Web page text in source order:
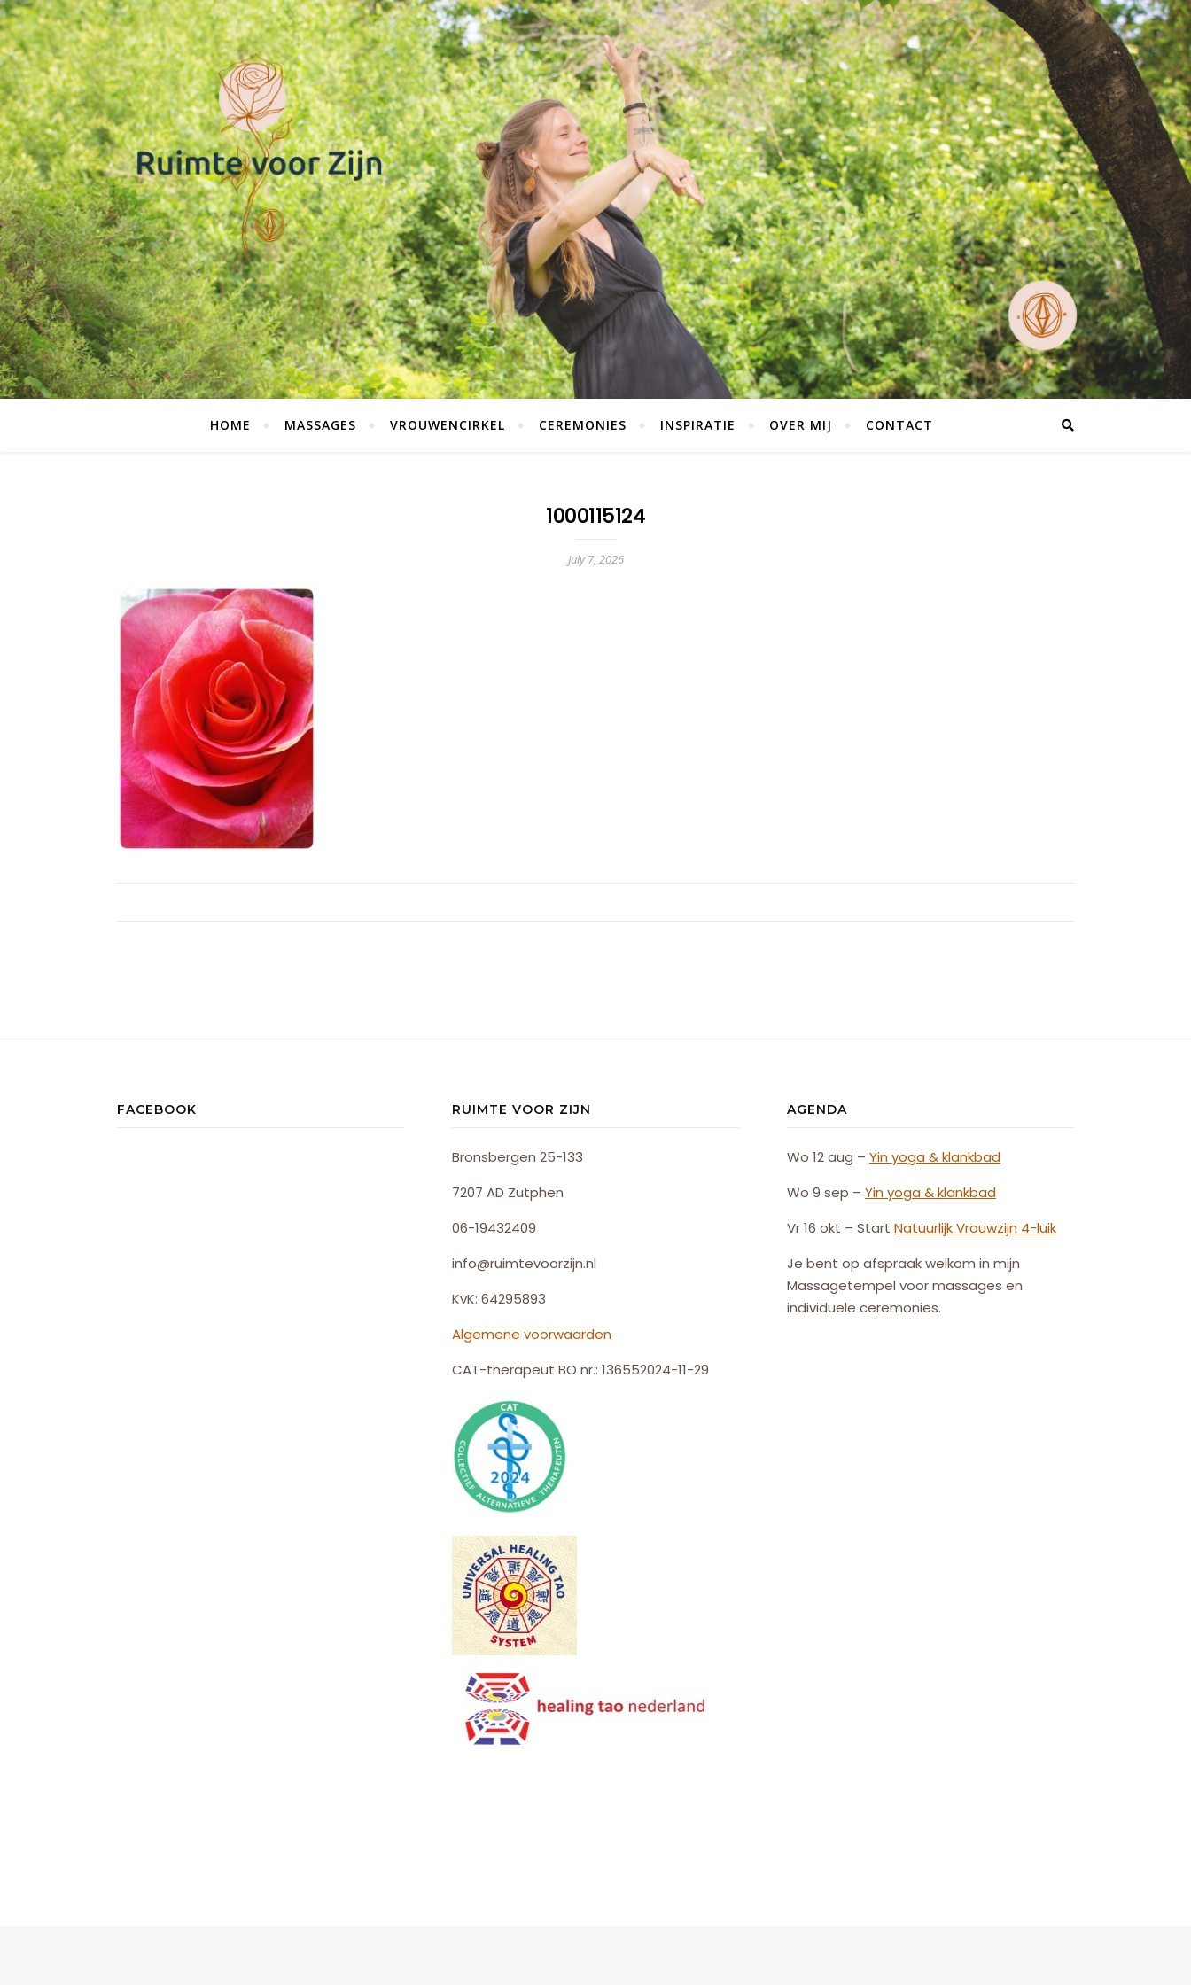
HOME MASSAGES VROUWENCIRKEL CEREMONIES INSPIRATIE OVER MIJ CONTACT
1000115124
July 7, 2026
FACEBOOK RUIMTE VOOR ZIJN
Bronsbergen 25-133
7207 AD Zutphen
06-19432409
info@ruimtevoorzijn.nl
KvK: 64295893
Algemene voorwaarden
CAT-therapeut BO nr.: 136552024-11-29
AGENDA
Wo 12 aug – Yin yoga & klankbad
Wo 9 sep – Yin yoga & klankbad
Vr 16 okt – Start NatuurlijkVrouwzijn 4-luik
Je bent op afspraak welkom in mijn
Massagetempel voor massages en
individuele ceremonies.